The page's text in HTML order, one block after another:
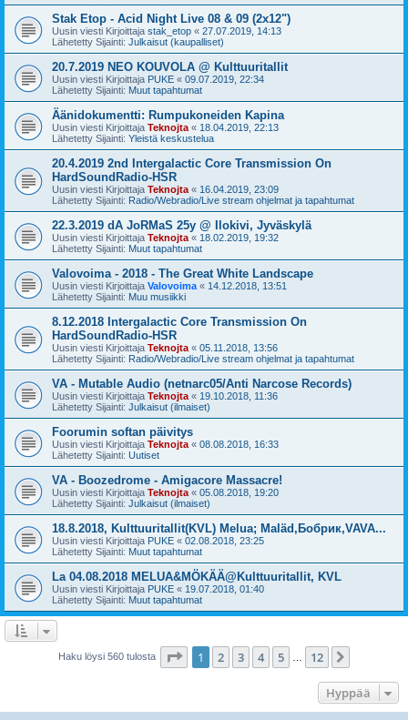
Stak Etop - Acid Night Live 08 & 09 (2x12")
Uusin viesti Kirjoittaja stak_etop « 27.07.2019, 14:13
Lähetetty Sijainti: Julkaisut (kaupalliset)
20.7.2019 NEO KOUVOLA @ Kulttuuritallit
Uusin viesti Kirjoittaja PUKE « 09.07.2019, 22:34
Lähetetty Sijainti: Muut tapahtumat
Äänidokumentti: Rumpukoneiden Kapina
Uusin viesti Kirjoittaja Teknojta « 18.04.2019, 22:13
Lähetetty Sijainti: Yleistä keskustelua
20.4.2019 2nd Intergalactic Core Transmission On
HardSoundRadio-HSR
Uusin viesti Kirjoittaja Teknojta « 16.04.2019, 23:09
Lähetetty Sijainti: Radio/Webradio/Live stream ohjelmat ja tapahtumat
22.3.2019 dA JoRMaS 25y @ Ilokivi, Jyväskylä
Uusin viesti Kirjoittaja Teknojta « 18.02.2019, 19:32
Lähetetty Sijainti: Muut tapahtumat
Valovoima - 2018 - The Great White Landscape
Uusin viesti Kirjoittaja Valovoima « 14.12.2018, 13:51
Lähetetty Sijainti: Muu musiikki
8.12.2018 Intergalactic Core Transmission On
HardSoundRadio-HSR
Uusin viesti Kirjoittaja Teknojta « 05.11.2018, 13:56
Lähetetty Sijainti: Radio/Webradio/Live stream ohjelmat ja tapahtumat
VA - Mutable Audio (netnarc05/Anti Narcose Records)
Uusin viesti Kirjoittaja Teknojta « 19.10.2018, 11:36
Lähetetty Sijainti: Julkaisut (ilmaiset)
Foorumin softan päivitys
Uusin viesti Kirjoittaja Teknojta « 08.08.2018, 16:33
Lähetetty Sijainti: Uutiset
VA - Boozedrome - Amigacore Massacre!
Uusin viesti Kirjoittaja Teknojta « 05.08.2018, 19:20
Lähetetty Sijainti: Julkaisut (ilmaiset)
18.8.2018, Kulttuuritallit(KVL) Melua; Maläd,Бобрик,VAVA...
Uusin viesti Kirjoittaja PUKE « 02.08.2018, 23:25
Lähetetty Sijainti: Muut tapahtumat
La 04.08.2018 MELUA&MÖKÄÄ@Kulttuuritallit, KVL
Uusin viesti Kirjoittaja PUKE « 19.07.2018, 01:40
Lähetetty Sijainti: Muut tapahtumat
Haku löysi 560 tulosta Sivu /12
1 2 3 4 5 12
Hyppää